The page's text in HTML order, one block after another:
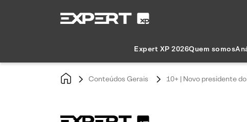
Expert XP 2026Quem somos
Conteúdos Gerais 10+ | Novo presidente